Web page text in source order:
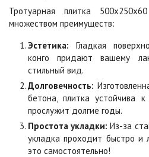
Оранжевая
Особая серия
Цена по запросу
Сахара
Цена по запросу
Тротуарная плитка
множеством преимуществ:
Эстетика: Гладкая
конго придают вашему
стильный вид.
Долговечность:
бетона, плитка устойчива
прослужит долгие годы.
Простота укладки: Из-за
укладка проходит быстро и
это самостоятельно!